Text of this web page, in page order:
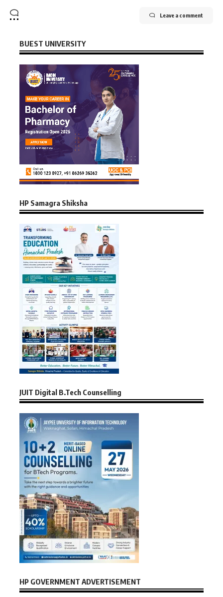
Leave a comment
BUEST UNIVERSITY
HP Samagra Shiksha
JUIT Digital B.Tech Counselling
HP GOVERNMENT ADVERTISEMENT